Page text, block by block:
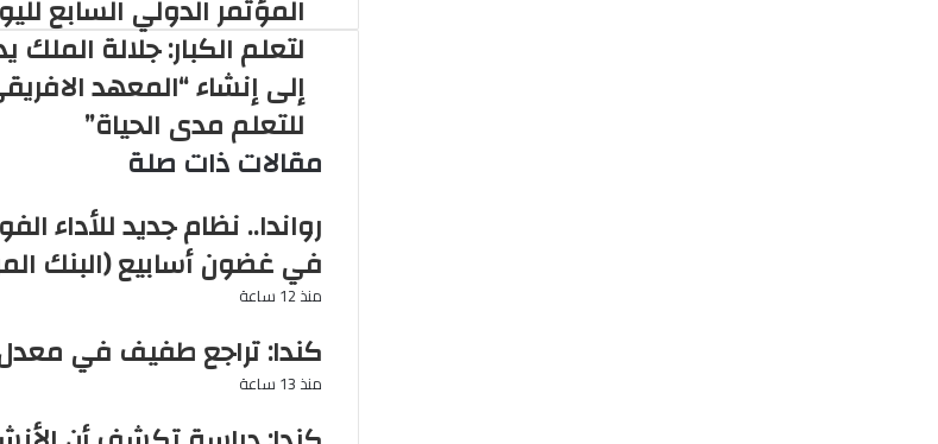
المؤتمر الدولي السابع
لتعلم الكبار: جلالة الملك
إلى إنشاء “المعهد
للتعلم مدى الحياة”
مقالات ذات صلة
في غضون أسابيع (البنك
منذ 12 ساعة
كندا: تراجع طفيف في معدل
منذ 13 ساعة